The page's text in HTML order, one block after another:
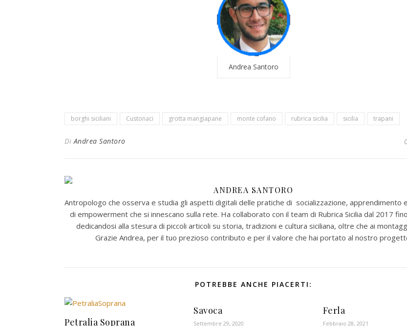
Andrea Santoro
borghi siciliani Custonaci grotta mangiapane monte cofano rubrica sicilia sicilia trapani
DiAndrea Santoro
ANDREA SANTORO
Antropologo che osserva e studia gli aspetti digitali delle pratiche di socializzazione, apprendimento
di empowerment che si innescano sulla rete. Ha collaborato con il team di Rubrica Sicilia dal 2017
dedicandosi alla stesura di piccoli articoli su storia, tradizioni e cultura siciliana, oltre che ai
Grazie Andrea, per il tuo prezioso contributo e per il valore che hai portato al nostro
POTREBBE ANCHE PIACERTI:
Petralia Soprana
Savoca
Settembre 29, 2020
Ferla
Febbraio 28, 2021